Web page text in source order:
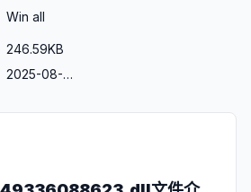
Win all
246.59KB
2025-08-23